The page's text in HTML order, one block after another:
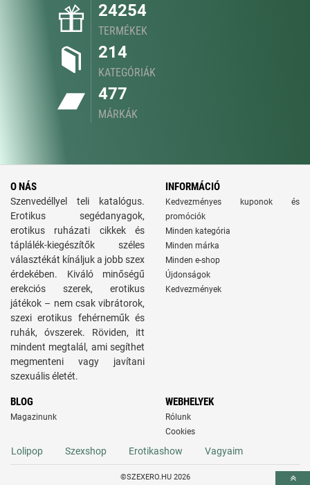
24254
TERMÉKEK
214
KATEGÓRIÁK
477
MÁRKÁK
O NÁS
Szenvedéllyel teli katalógus.
Erotikus segédanyagok,
erotikus ruházati cikkek és
táplálék-kiegészítők széles
választékát kínáljuk a jobb szex
érdekében. Kiváló minőségű
erekciós szerek, erotikus
játékok – nem csak vibrátorok,
szexi erotikus fehérneműk és
ruhák, óvszerek. Röviden, itt
mindent megtalál, ami segíthet
megmenteni vagy javítani
szexuális életét.
INFORMÁCIÓ
Kedvezményes kuponok és
promóciók
Minden kategória
Minden márka
Minden e-shop
Újdonságok
Kedvezmények
BLOG
Magazinunk
WEBHELYEK
Rólunk
Cookies
Lolipop Szexshop Erotikashow Vagyaim
©SZEXERO.HU 2026